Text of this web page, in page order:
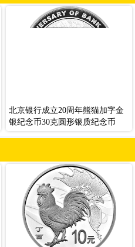
北京银行成立20周年熊猫加字金
银纪念币30克圆形银质纪念币